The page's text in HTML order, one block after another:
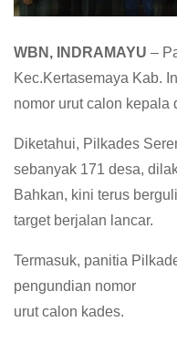
WBN, INDRAMAYU –
Kec.Kertasemaya Kab.
nomor urut calon kepala
Diketahui, Pilkades
sebanyak 171 desa,
Bahkan, kini terus
target berjalan lancar.
Termasuk, panitia
pengundian nomor
urut calon kades.